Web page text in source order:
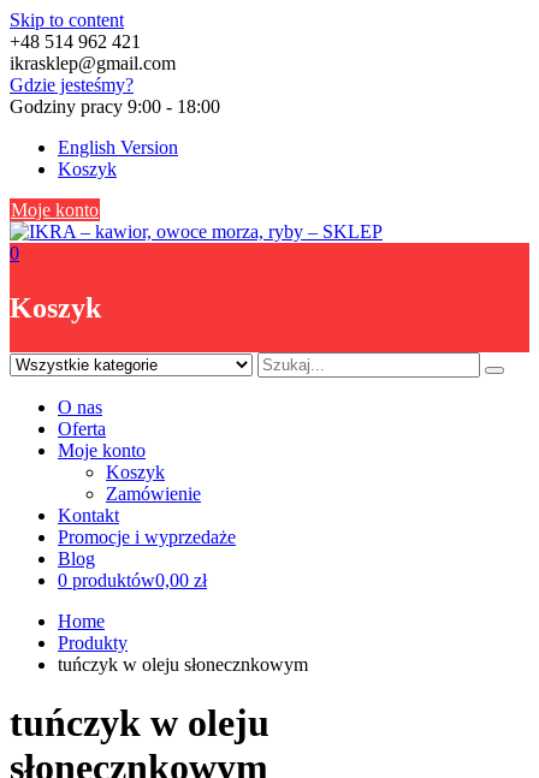
Skip to content
+48 514 962 421
ikrasklep@gmail.com
Gdzie jesteśmy?
Godziny pracy 9:00 - 18:00
English Version
Koszyk
Moje konto
0
Koszyk
O nas
Oferta
Moje konto
Koszyk
Zamówienie
Kontakt
Promocje i wyprzedaże
Blog
0 produktów0,00 zł
Home
Produkty
tuńczyk w oleju słonecznkowym
tuńczyk w oleju
słonecznkowym